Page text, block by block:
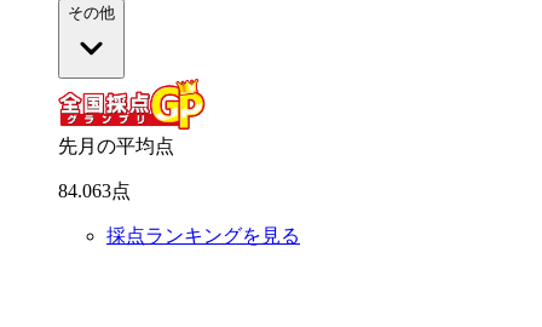
その他
先月の平均点
84.063点
採点ランキングを見る